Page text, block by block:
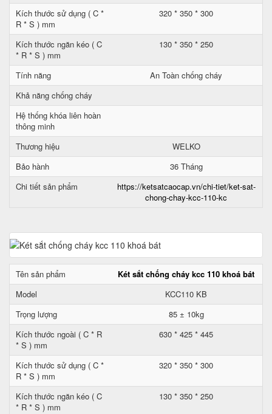
Kích thước sử dụng ( C *
R * S ) mm
320 * 350 * 300
Kích thước ngăn kéo ( C
* R * S ) mm
130 * 350 * 250
Tính năng
An Toàn chống cháy
Khả năng chống cháy
Hệ thống khóa liên hoàn
thông minh
Thương hiệu
WELKO
Bảo hành
36 Tháng
Chi tiết sản phẩm
https://ketsatcaocap.vn/chi-tiet/ket-sat-
chong-chay-kcc-110-kc
Tên sản phẩm
Két sắt chống cháy kcc 110 khoá bát
Model
KCC110 KB
Trọng lượng
85 ± 10kg
Kích thước ngoài ( C * R
* S ) mm
630 * 425 * 445
Kích thước sử dụng ( C *
R * S ) mm
320 * 350 * 300
Kích thước ngăn kéo ( C
* R * S ) mm
130 * 350 * 250